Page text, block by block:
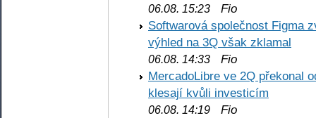
06.08. 15:23 Fio
Softwarová společnost Figma
výhled na 3Q však zklamal
06.08. 14:33 Fio
MercadoLibre ve 2Q překonal
klesají kvůli investicím
06.08. 14:19 Fio